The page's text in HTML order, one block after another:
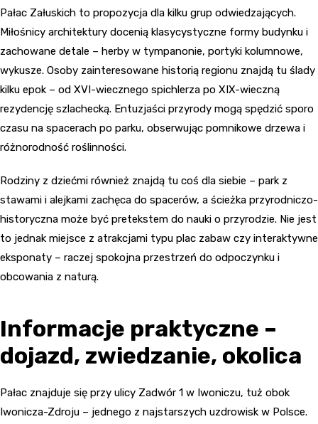
Pałac Załuskich to propozycja dla kilku grup odwiedzających.
Miłośnicy architektury docenią klasycystyczne formy budynku i
zachowane detale – herby w tympanonie, portyki kolumnowe,
wykusze. Osoby zainteresowane historią regionu znajdą tu ślady
kilku epok – od XVI-wiecznego spichlerza po XIX-wieczną
rezydencję szlachecką. Entuzjaści przyrody mogą spędzić sporo
czasu na spacerach po parku, obserwując pomnikowe drzewa i
różnorodność roślinności.
Rodziny z dziećmi również znajdą tu coś dla siebie – park z
stawami i alejkami zachęca do spacerów, a ścieżka przyrodniczo-
historyczna może być pretekstem do nauki o przyrodzie. Nie jest
to jednak miejsce z atrakcjami typu plac zabaw czy interaktywne
eksponaty – raczej spokojna przestrzeń do odpoczynku i
obcowania z naturą.
Informacje praktyczne –
dojazd, zwiedzanie, okolica
Pałac znajduje się przy ulicy Zadwór 1 w Iwoniczu, tuż obok
Iwonicza-Zdroju – jednego z najstarszych uzdrowisk w Polsce.